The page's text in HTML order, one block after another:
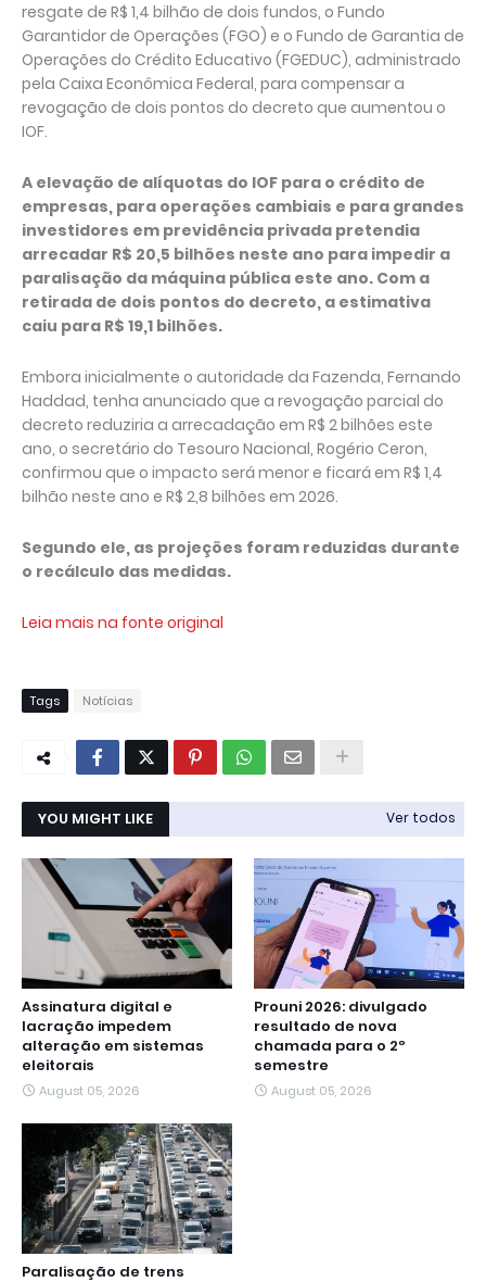
resgate de R$ 1,4 bilhão de dois fundos, o Fundo
Garantidor de Operações (FGO) e o Fundo de Garantia de
Operações do Crédito Educativo (FGEDUC), administrado
pela Caixa Econômica Federal, para compensar a
revogação de dois pontos do decreto que aumentou o
IOF.
A elevação de alíquotas do IOF para o crédito de
empresas, para operações cambiais e para grandes
investidores em previdência privada pretendia
arrecadar R$ 20,5 bilhões neste ano para impedir a
paralisação da máquina pública este ano. Com a
retirada de dois pontos do decreto, a estimativa
caiu para R$ 19,1 bilhões.
Embora inicialmente o autoridade da Fazenda, Fernando
Haddad, tenha anunciado que a revogação parcial do
decreto reduziria a arrecadação em R$ 2 bilhões este
ano, o secretário do Tesouro Nacional, Rogério Ceron,
confirmou que o impacto será menor e ficará em R$ 1,4
bilhão neste ano e R$ 2,8 bilhões em 2026.
Segundo ele, as projeções foram reduzidas durante
o recálculo das medidas.
Leia mais na fonte original
Tags Notícias
YOU MIGHT LIKE Ver todos
Assinatura digital e
lacração impedem
alteração em sistemas
eleitorais
August 05, 2026
Prouni 2026: divulgado
resultado de nova
chamada para o 2º
semestre
August 05, 2026
Paralisação de trens